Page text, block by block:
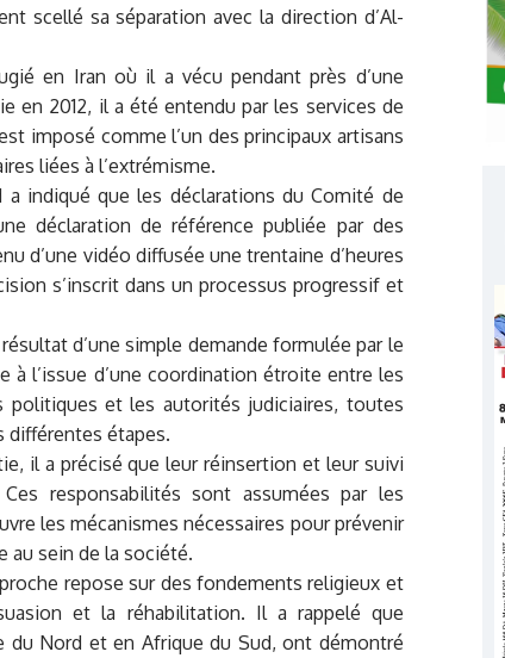
scellé sa séparation avec la direction d’Al-
en Iran où il a vécu pendant près d’une
en 2012, il a été entendu par les services de
imposé comme l’un des principaux artisans
liées à l’extrémisme.
indiqué que les déclarations du Comité de
déclaration de référence publiée par des
d’une vidéo diffusée une trentaine d’heures
s’inscrit dans un processus progressif et
d’une simple demande formulée par le
à l’issue d’une coordination étroite entre les
politiques et les autorités judiciaires, toutes
différentes étapes.
il a précisé que leur réinsertion et leur suivi
responsabilités sont assumées par les
les mécanismes nécessaires pour prévenir
au sein de la société.
repose sur des fondements religieux et
et la réhabilitation. Il a rappelé que
du Nord et en Afrique du Sud, ont démontré